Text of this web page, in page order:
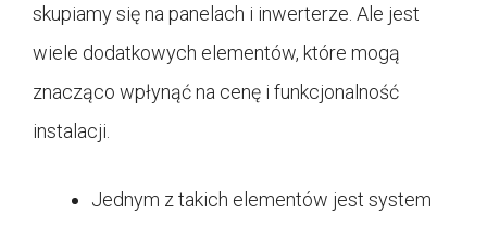
skupiamy się na panelach i inwerterze. Ale jest
wiele dodatkowych elementów, które mogą
znacząco wpłynąć na cenę i funkcjonalność
instalacji.
Jednym z takich elementów jest system